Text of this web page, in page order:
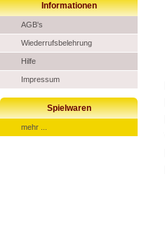
Informationen
AGB's
Wiederrufsbelehrung
Hilfe
Impressum
Spielwaren
mehr ...